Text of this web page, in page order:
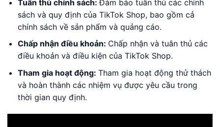
Tuân thủ chính sách:Đảm bảo tuân thủ các chính
sách và quy định của TikTok Shop, bao gồm cả
chính sách về sản phẩm và quảng cáo.
Chấp nhận điều khoản: Chấp nhận và tuân thủ các
điều khoản và điều kiện của TikTok Shop.
Tham gia hoạt động: Tham gia hoạt động thử thách
và hoàn thành các nhiệm vụ được yêu cầu trong
thời gian quy định.